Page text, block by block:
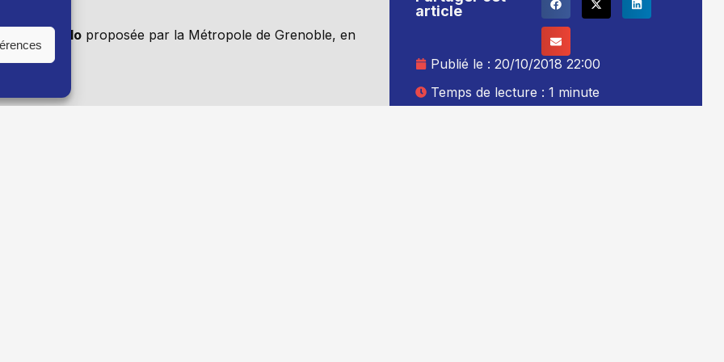
Métro véloproposée par la Métropole de Grenoble, en
article
Publié le :20/10/2018 22:00
Temps de lecture : 1 minute